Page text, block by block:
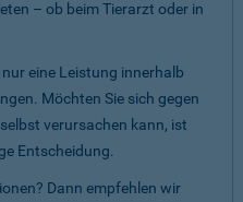
– ob beim Tierarzt oder in
eine Leistung innerhalb
Möchten Sie sich gegen
verursachen kann, ist
Entscheidung.
Dann empfehlen wir